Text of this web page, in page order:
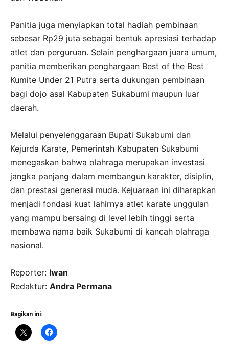
Panitia juga menyiapkan total hadiah pembinaan
sebesar Rp29 juta sebagai bentuk apresiasi terhadap
atlet dan perguruan. Selain penghargaan juara umum,
panitia memberikan penghargaan Best of the Best
Kumite Under 21 Putra serta dukungan pembinaan
bagi dojo asal Kabupaten Sukabumi maupun luar
daerah.
Melalui penyelenggaraan Bupati Sukabumi dan
Kejurda Karate, Pemerintah Kabupaten Sukabumi
menegaskan bahwa olahraga merupakan investasi
jangka panjang dalam membangun karakter, disiplin,
dan prestasi generasi muda. Kejuaraan ini diharapkan
menjadi fondasi kuat lahirnya atlet karate unggulan
yang mampu bersaing di level lebih tinggi serta
membawa nama baik Sukabumi di kancah olahraga
nasional.
Reporter: Iwan
Redaktur: Andra Permana
Bagikan ini: